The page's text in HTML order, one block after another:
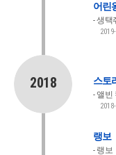
어린
생택
2018 스토
앨빈
랭보
랭보